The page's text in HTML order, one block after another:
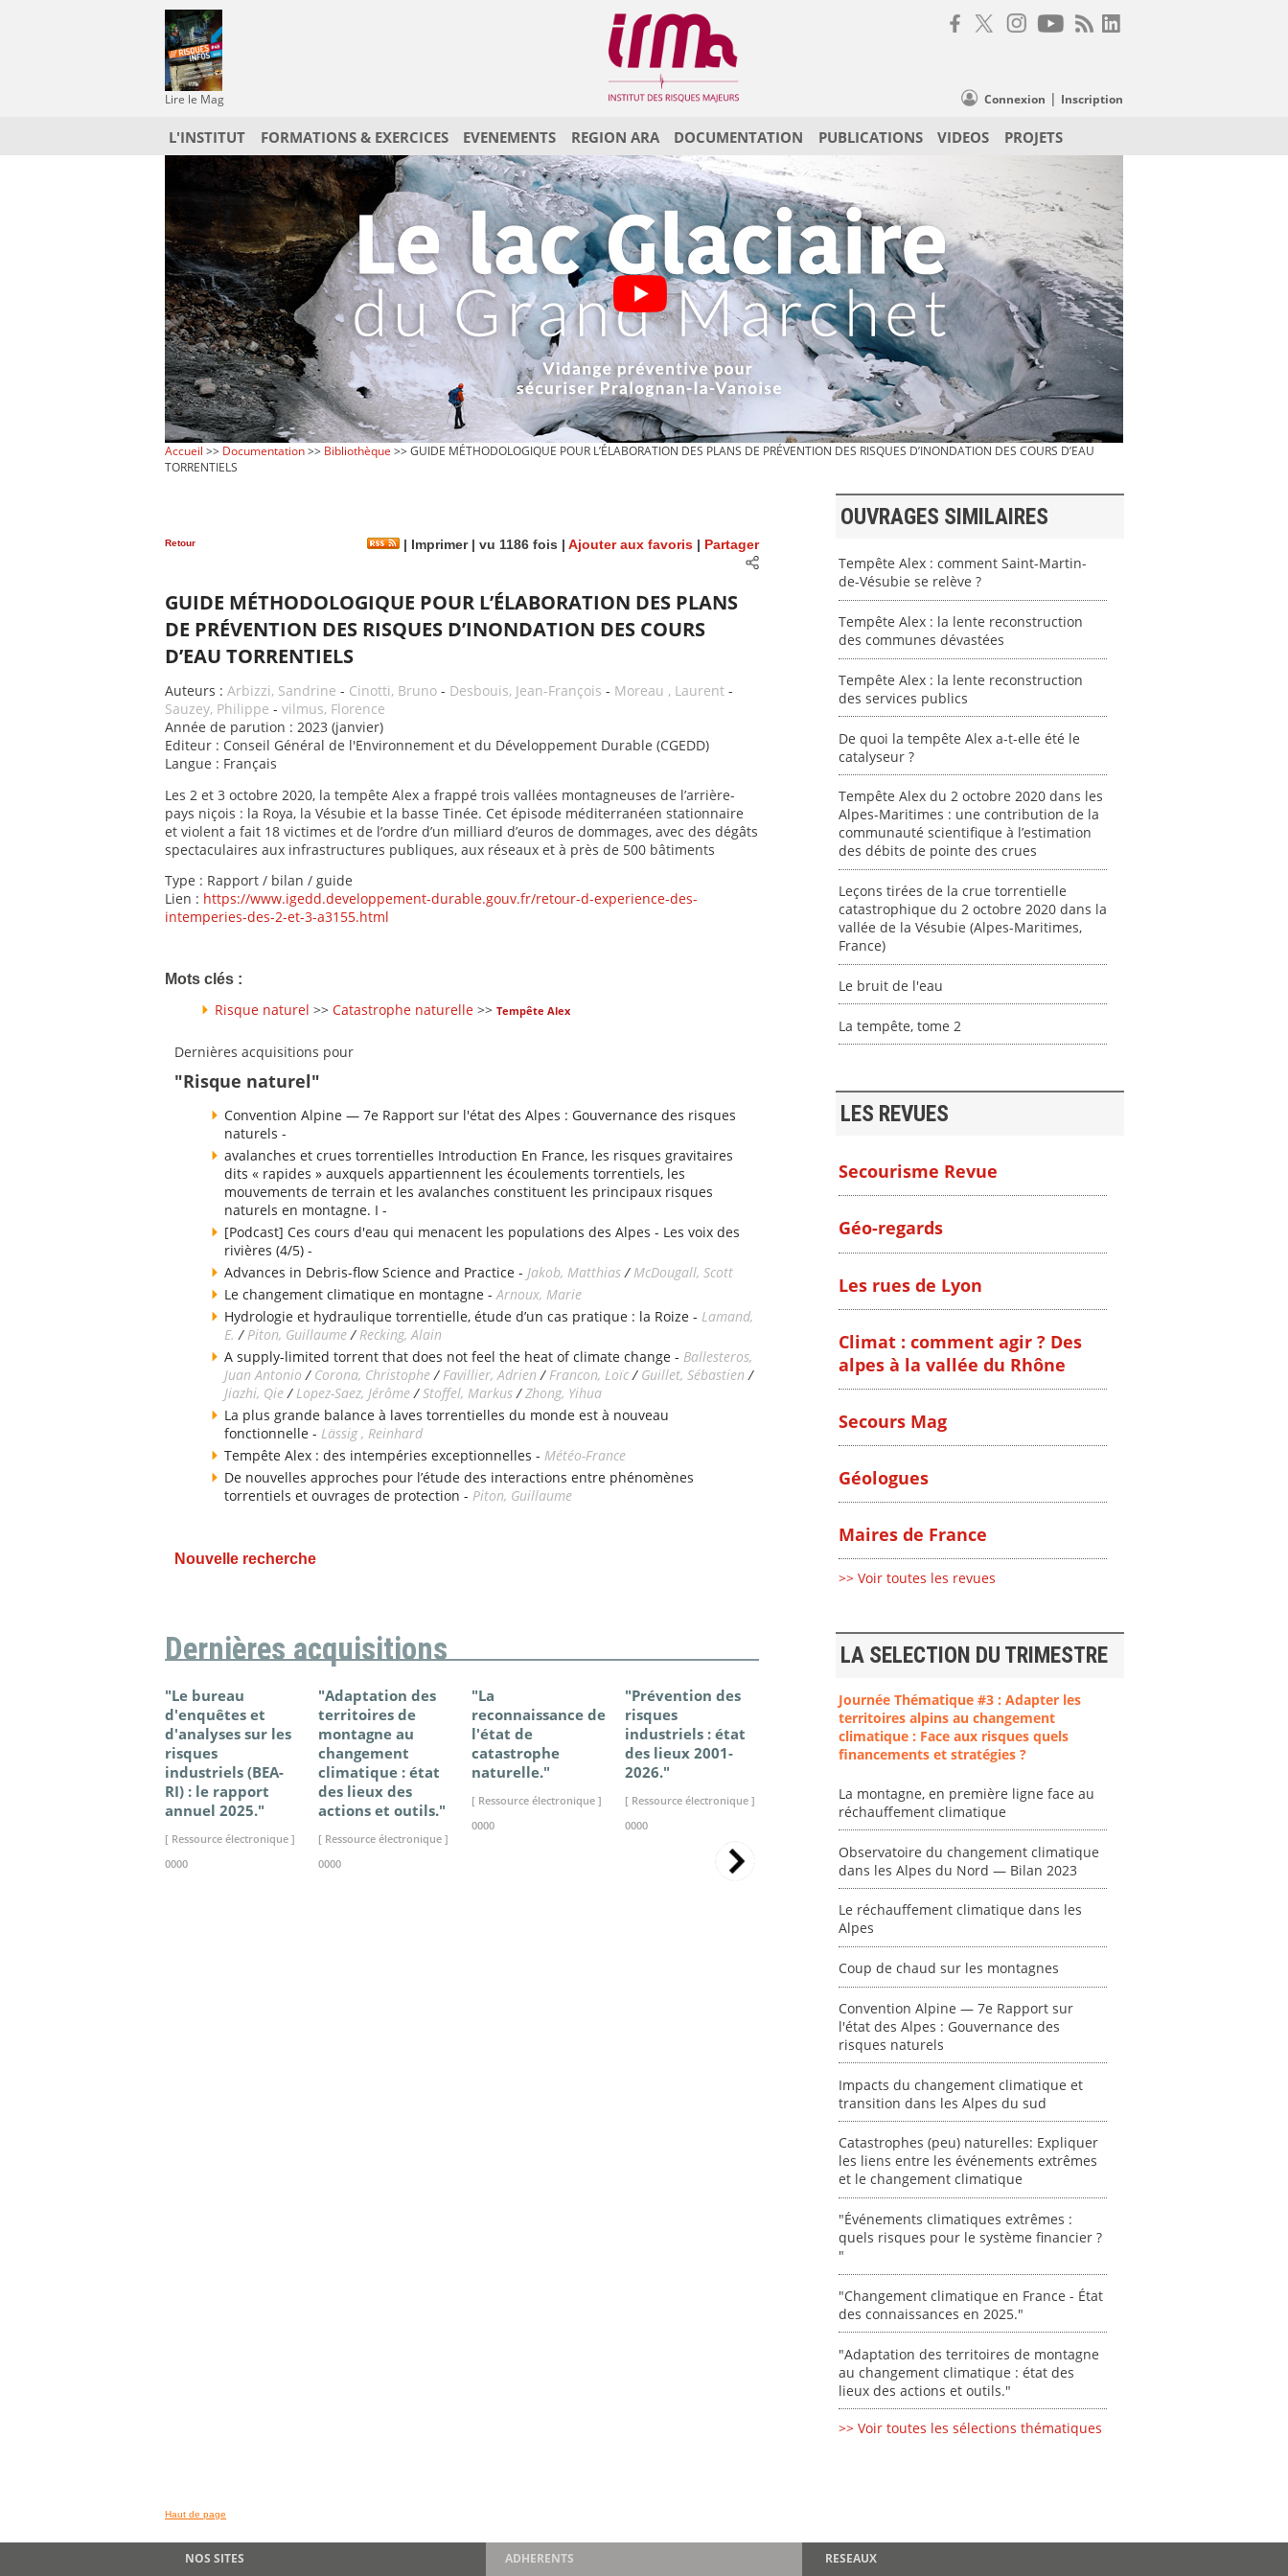
Lire le Mag Connexion | Inscription
L'INSTITUT FORMATIONS & EXERCICES EVENEMENTS REGION ARA DOCUMENTATION PUBLICATIONS VIDEOS PROJETS
Accueil >> Documentation>> Bibliothèque >> GUIDE MÉTHODOLOGIQUE POUR L’ÉLABORATION DES PLANS DE PRÉVENTION DES RISQUES D’INONDATION DES COURS D’EAU
TORRENTIELS
Retour Imprimer| vu 1186 fois | Ajouter aux favoris Partager
GUIDE MÉTHODOLOGIQUE POUR L’ÉLABORATION DES PLANS
DE PRÉVENTION DES RISQUES D’INONDATION DES COURS
D’EAU TORRENTIELS
Auteurs : Arbizzi, Sandrine - Cinotti, Bruno - Desbouis, Jean-François - Moreau , Laurent -
Sauzey, Philippe - vilmus, Florence
Année de parution : 2023 (janvier)
Editeur : Conseil Général de l'Environnement et du Développement Durable (CGEDD)
Langue : Français
Les 2 et 3 octobre 2020, la tempête Alex a frappé trois vallées montagneuses de l’arrière-
pays niçois : la Roya, la Vésubie et la basse Tinée. Cet épisode méditerranéen stationnaire
et violent a fait 18 victimes et de l’ordre d’un milliard d’euros de dommages, avec des dégâts
spectaculaires aux infrastructures publiques, aux réseaux et à près de 500 bâtiments
Type : Rapport / bilan / guide
Lien : https://www.igedd.developpement-durable.gouv.fr/retour-d-experience-des-
intemperies-des-2-et-3-a3155.html
Mots clés :
Risque naturel >> Catastrophe naturelle >> Tempête Alex
Dernières acquisitions pour
"Risque naturel"
Convention Alpine — 7e Rapport sur l'état des Alpes : Gouvernance des risques
naturels -
avalanches et crues torrentielles Introduction En France, les risques gravitaires
dits « rapides » auxquels appartiennent les écoulements torrentiels, les
mouvements de terrain et les avalanches constituent les principaux risques
naturels en montagne. I -
[Podcast] Ces cours d'eau qui menacent les populations des Alpes - Les voix des
rivières (4/5) -
Advances in Debris-flow Science and Practice - Jakob, Matthias / McDougall, Scott
Le changement climatique en montagne - Arnoux, Marie
Hydrologie et hydraulique torrentielle, étude d’un cas pratique : la Roize - Lamand,
E. / Piton, Guillaume / Recking, Alain
A supply-limited torrent that does not feel the heat of climate change - Ballesteros,
Juan Antonio / Corona, Christophe / Favillier, Adrien / Francon, Loïc / Guillet, Sébastien /
Jiazhi, Qie / Lopez-Saez, Jérôme /Stoffel, Markus /Zhong, Yihua
La plus grande balance à laves torrentielles du monde est à nouveau
fonctionnelle - Lässig , Reinhard
Tempête Alex : des intempéries exceptionnelles - Météo-France
De nouvelles approches pour l’étude des interactions entre phénomènes
torrentiels et ouvrages de protection - Piton, Guillaume
Nouvelle recherche
Dernières acquisitions
"Le bureau
d'enquêtes et
d'analyses sur les
risques
industriels (BEA-
RI) : le rapport
annuel 2025."
[ Ressource électronique ]
0000
"Adaptation des
territoires de
montagne au
changement
climatique : état
des lieux des
actions et outils."
[ Ressource électronique ]
0000
"La
reconnaissance de
l'état de
catastrophe
naturelle."
[ Ressource électronique ]
0000
"Prévention des
risques
industriels : état
des lieux 2001-
2026."
[ Ressource électronique ]
0000
"Changement
climatique en
France - État des
connaissances en
[ Ressource électronique ]
"Plan ministériel
de gestion des
vagues de
chaleur."
0000
? "
OUVRAGES SIMILAIRES
Tempête Alex : comment Saint-Martin-
de-Vésubie se relève ?
Tempête Alex : la lente reconstruction
des communes dévastées
Tempête Alex : la lente reconstruction
des services publics
De quoi la tempête Alex a-t-elle été le
catalyseur ?
Tempête Alex du 2 octobre 2020 dans les
Alpes-Maritimes : une contribution de la
communauté scientifique à l’estimation
des débits de pointe des crues
Leçons tirées de la crue torrentielle
catastrophique du 2 octobre 2020 dans la
vallée de la Vésubie (Alpes-Maritimes,
France)
Le bruit de l'eau
La tempête, tome 2
LES REVUES
Secourisme Revue
Géo-regards
Les rues de Lyon
Climat : comment agir ? Des
alpes à la vallée du Rhône
Secours Mag
Géologues
Maires de France
>> Voir toutes les revues
LA SELECTION DU TRIMESTRE
Journée Thématique #3 : Adapter les
territoires alpins au changement
climatique : Face aux risques quels
financements et stratégies ?
La montagne, en première ligne face au
réchauffement climatique
Observatoire du changement climatique
dans les Alpes du Nord — Bilan 2023
Le réchauffement climatique dans les
Alpes
Coup de chaud sur les montagnes
Convention Alpine — 7e Rapport sur
l'état des Alpes : Gouvernance des
risques naturels
Impacts du changement climatique et
transition dans les Alpes du sud
Catastrophes (peu) naturelles: Expliquer
les liens entre les événements extrêmes
et le changement climatique
"Événements climatiques extrêmes :
quels risques pour le système financier ?
"
"Changement climatique en France - État
des connaissances en 2025."
"Adaptation des territoires de montagne
au changement climatique : état des
lieux des actions et outils."
>> Voir toutes les sélections thématiques
Haut de page
NOS SITES ADHERENTS RESEAUX